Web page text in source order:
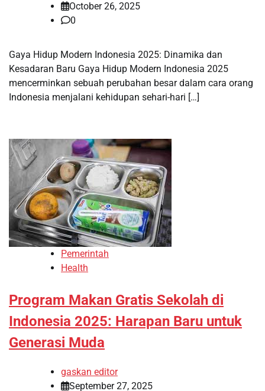
October 26, 2025
0
Gaya Hidup Modern Indonesia 2025: Dinamika dan
Kesadaran Baru Gaya Hidup Modern Indonesia 2025
mencerminkan sebuah perubahan besar dalam cara orang
Indonesia menjalani kehidupan sehari-hari […]
Pemerintah
Health
Program Makan Gratis Sekolah di
Indonesia 2025: Harapan Baru untuk
Generasi Muda
gaskan editor
September 27, 2025